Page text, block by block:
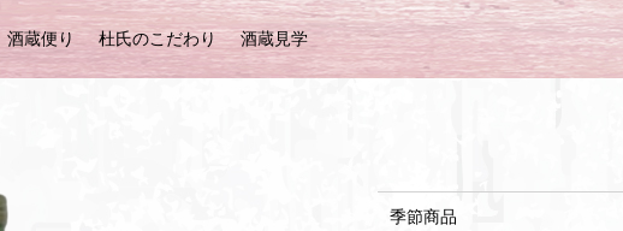
酒蔵便り 杜氏のこだわり 酒蔵見学
季節商品